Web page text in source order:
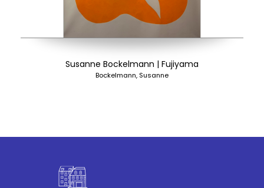
Susanne Bockelmann | Fujiyama
Bockelmann, Susanne